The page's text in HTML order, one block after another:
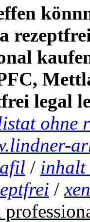
legal
ohne
/ inhalt
/